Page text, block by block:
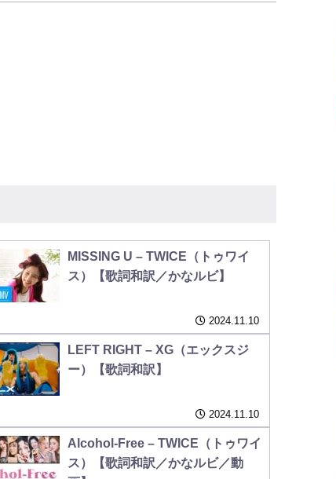
MISSING U – TWICE（トゥワイ
ス）【歌詞和訳／かなルビ】
2024.11.10
LEFT RIGHT – XG（エックスジ
ー）【歌詞和訳】
2024.11.10
Alcohol-Free – TWICE（トゥワイ
ス）【歌詞和訳／かなルビ／動